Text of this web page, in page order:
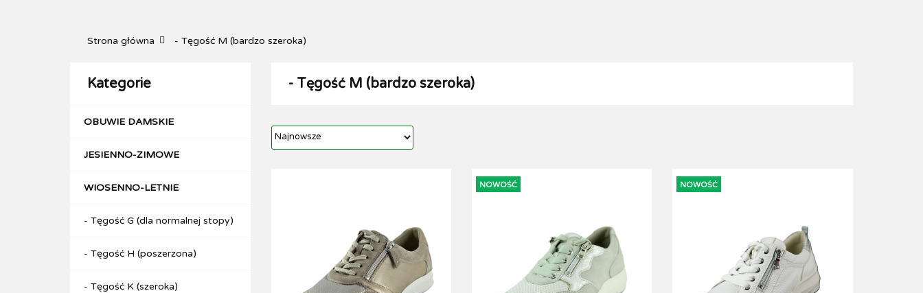
WYPRZEDAŻ ZIMY BLOG PRZYDATNE ARTYKUŁY
Strona główna - Tęgość M (bardzo szeroka)
Kategorie
OBUWIE DAMSKIE
JESIENNO-ZIMOWE
WIOSENNO-LETNIE
- Tęgość G (dla normalnej stopy)
- Tęgość H (poszerzona)
- Tęgość K (szeroka)
- Tęgość M (bardzo szeroka)
NOWOŚĆ NOWOŚĆ